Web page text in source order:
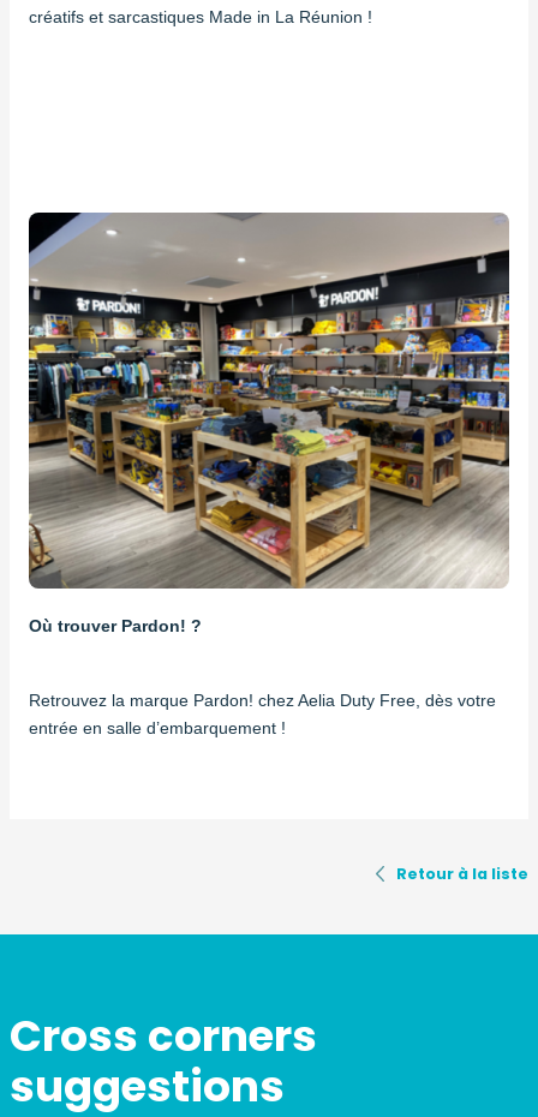
créatifs et sarcastiques Made in La Réunion !
Où trouver Pardon! ?
Retrouvez la marque Pardon! chez Aelia Duty Free, dès votre
entrée en salle d’embarquement !
Retour à la liste
Cross corners
suggestions